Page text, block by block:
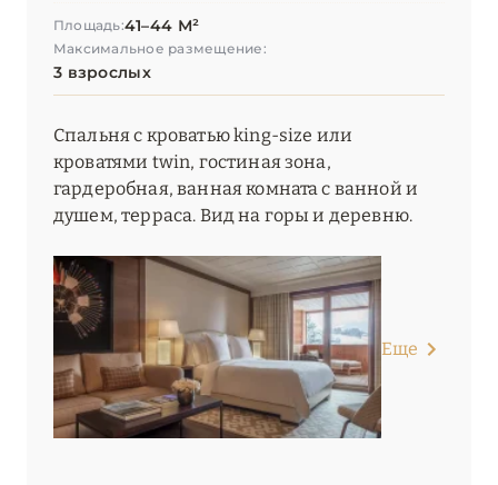
Relaxed Catered Chalet St. Christophe
Résidence Carlina
Résidence Daria-I Nor
Residence Koh-I Nor (Les Etincelles)
Résidence Les Arolles
Résidences Village Montana
Resort du Village Montana (Les Etincelles)
Six Senses Residences Courchevel
Ultima Hotel Courchevel
Площадь:41–44 М²
Максимальное размещение:
3 взрослых
Спальня с кроватью king-size или
кроватями twin, гостиная зона,
гардеробная, ванная комната c ванной и
душем, терраса. Вид на горы и деревню.
Еще